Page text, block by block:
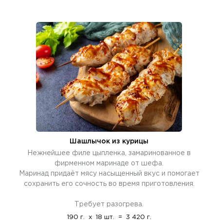
Шашлычок из курицы
Нежнейшее филе цыпленка, замаринованное в
фирменном маринаде от шефа.
Маринад придаёт мясу насыщенный вкус и помогает
сохранить его сочность во время приготовления.
Требует разогрева.
190 г. x 18 шт. = 3 420 г.